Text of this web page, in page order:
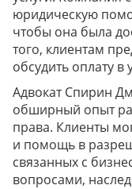
юридическую
чтобы она была
того, клиентам
обсудить оплату
Адвокат Спирин
обширный опыт
права. Клиенты
и помощь в
связанных с
вопросами,